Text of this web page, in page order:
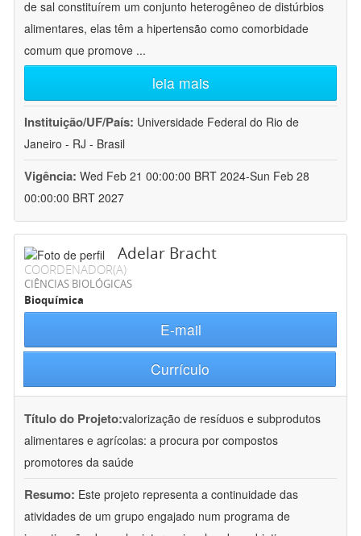
de sal constituírem um conjunto heterogêneo de distúrbios
alimentares, elas têm a hipertensão como comorbidade
comum que promove ...
leia mais
Instituição/UF/País: Universidade Federal do Rio de
Janeiro - RJ - Brasil
Vigência: Wed Feb 21 00:00:00 BRT 2024-Sun Feb 28
00:00:00 BRT 2027
Adelar Bracht
COORDENADOR(A)
CIÊNCIAS BIOLÓGICAS
Bioquímica
E-mail
Currículo
Título do Projeto:valorização de resíduos e subprodutos
alimentares e agrícolas: a procura por compostos
promotores da saúde
Resumo: Este projeto representa a continuidade das
atividades de um grupo engajado num programa de